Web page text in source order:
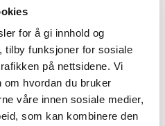
for å gi innhold og
tilby funksjoner for sosiale
på nettsidene. Vi
hvordan du bruker
våre innen sosiale medier,
som kan kombinere den